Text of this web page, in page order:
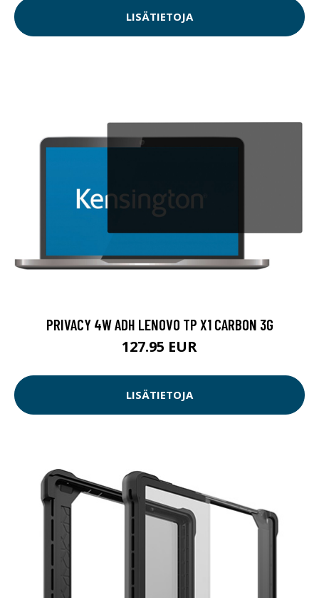
LISÄTIETOJA
PRIVACY 4W ADH LENOVO TP X1 CARBON 3G
127.95 EUR
LISÄTIETOJA